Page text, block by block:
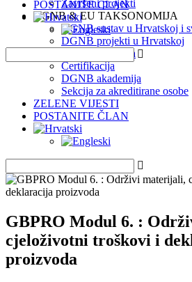
Završeni projekti
DGNB & EU TAKSONOMIJA
DGNB sustav u Hrvatskoj i
DGNB projekti u Hrvatskoj
EU Taksonomija
Certifikacija
DGNB akademija
Sekcija za akreditirane osobe
ZELENE VIJESTI
POSTANITE ČLAN
POSTANITE ČLAN
GBPRO Modul 6. :
cjeloživotni troškovi i
proizvoda